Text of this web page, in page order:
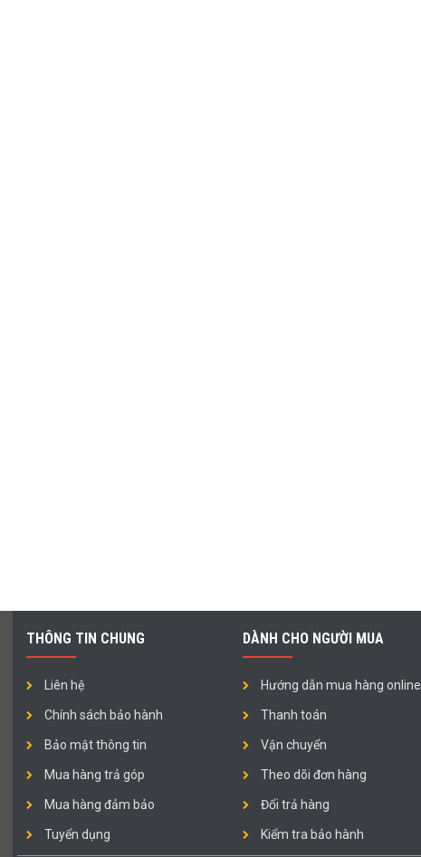
THÔNG TIN CHUNG
Liên hệ
Chính sách bảo hành
Bảo mật thông tin
Mua hàng trả góp
Mua hàng đảm bảo
Tuyển dụng
DÀNH CHO NGƯỜI MUA
Hướng dẫn mua hàng online
Thanh toán
Vận chuyển
Theo dõi đơn hàng
Đổi trả hàng
Kiểm tra bảo hành